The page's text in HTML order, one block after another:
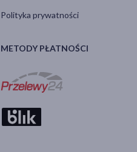
Polityka prywatności
METODY PŁATNOŚCI